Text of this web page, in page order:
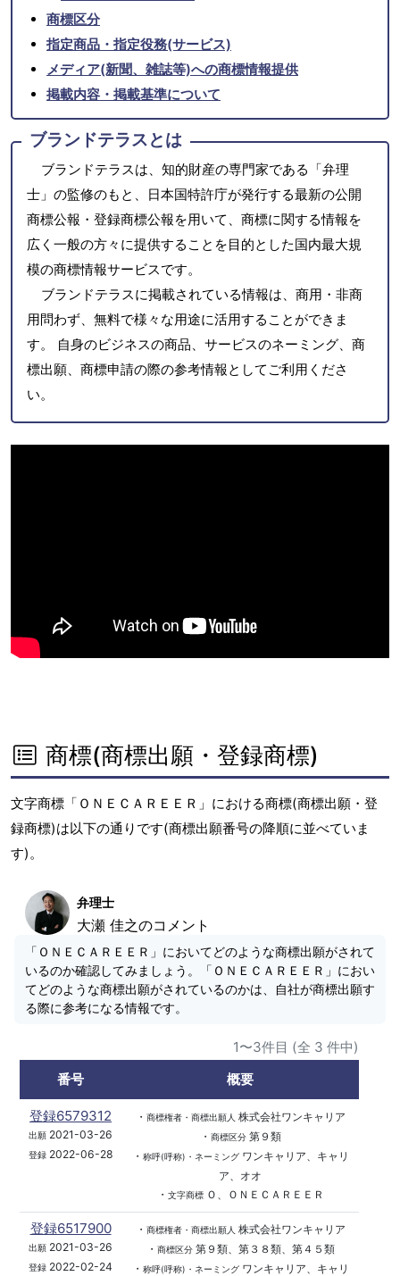
商標区分
指定商品・指定役務(サービス)
メディア(新聞、雑誌等)への商標情報提供
掲載内容・掲載基準について
ブランドテラスとは
ブランドテラスは、知的財産の専門家である「弁理
士」の監修のもと、日本国特許庁が発行する最新の公開
商標公報・登録商標公報を用いて、商標に関する情報を
広く一般の方々に提供することを目的とした国内最大規
模の商標情報サービスです。
ブランドテラスに掲載されている情報は、商用・非商
用問わず、無料で様々な用途に活用することができま
す。 自身のビジネスの商品、サービスのネーミング、商
標出願、商標申請の際の参考情報としてご利用くださ
い。
商標(商標出願・登録商標)
文字商標「ＯＮＥＣＡＲＥＥＲ」における商標(商標出願・登
録商標)は以下の通りです(商標出願番号の降順に並べていま
す)。
弁理士
大瀬 佳之のコメント
「ＯＮＥＣＡＲＥＥＲ」においてどのような商標出願がされて
いるのか確認してみましょう。「ＯＮＥＣＡＲＥＥＲ」におい
てどのような商標出願がされているのかは、自社が商標出願す
る際に参考になる情報です。
1〜3件目 (全 3 件中)
番号
概要
登録6579312
出願 2021-03-26
登録2022-06-28
・ 商標権者・商標出願人 株式会社ワンキャリア
・ 商標区分第９類
・ 称呼(呼称)・ネーミングワンキャリア、キャリ
ア、オオ
・ 文字商標Ｏ、ＯＮＥＣＡＲＥＥＲ
登録6517900
出願 2021-03-26
登録 2022-02-24
・ 商標権者・商標出願人 株式会社ワンキャリア
・ 商標区分第９類、第３８類、第４５類
・ 称呼(呼称)・ネーミングワンキャリア、キャリ